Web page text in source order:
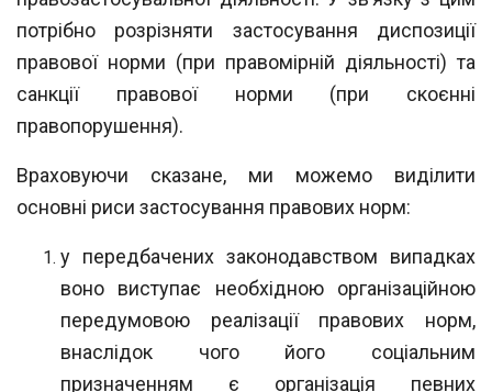
потрібно розрізняти застосування диспозиції
правової норми (при правомірній діяльності) та
санкції правової норми (при скоєнні
правопорушення).
Враховуючи сказане, ми можемо виділити
основні риси застосування правових норм:
у передбачених законодавством випадках
воно виступає необхідною організаційною
передумовою реалізації правових норм,
внаслідок чого його соціальним
призначенням є організація певних